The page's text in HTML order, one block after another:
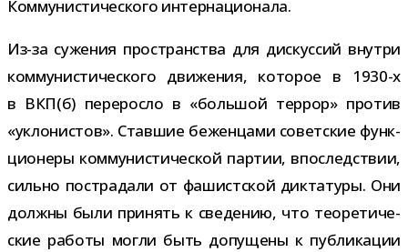
Коммунистического интернационала.
Из-​за суже­ния про­стран­ства для дис­кус­сий внутри
ком­му­ни­сти­че­ского дви­же­ния, кото­рое в 1930-​х
в ВКП(б) пере­росло в «боль­шой тер­рор» про­тив
«укло­ни­стов». Ставшие бежен­цами совет­ские функ­
ци­о­неры ком­му­ни­сти­че­ской пар­тии, впо­след­ствии,
сильно постра­дали от фашист­ской дик­та­туры. Они
должны были при­нять к све­де­нию, что тео­ре­ти­че­
ские работы могли быть допу­щены к пуб­ли­ка­ции